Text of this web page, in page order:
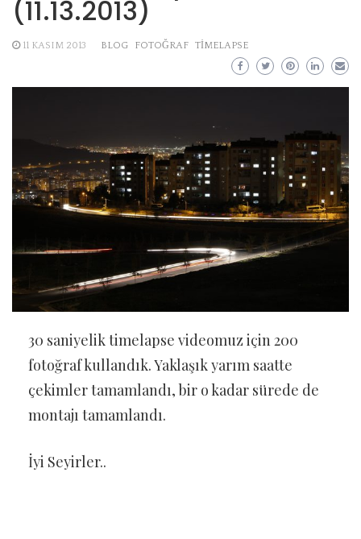
(11.13.2013)
11 KASIM 2013 BLOG FOTOĞRAF TIMELAPSE
30 saniyelik timelapse videomuz için 200
fotoğraf kullandık. Yaklaşık yarım saatte
çekimler tamamlandı, bir o kadar sürede de
montajı tamamlandı.
İyi Seyirler..